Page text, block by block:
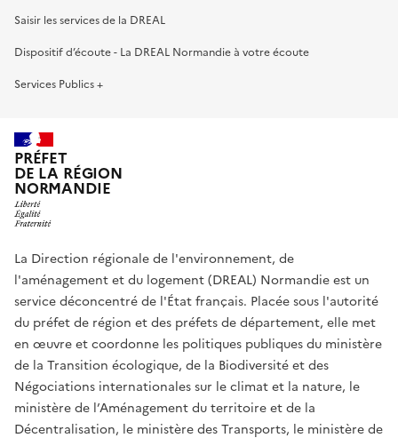
Saisir les services de la DREAL
Dispositif d’écoute - La DREAL Normandie à votre écoute
Services Publics +
PRÉFET
DE LA RÉGION
NORMANDIE
La Direction régionale de l'environnement, de
l'aménagement et du logement (DREAL) Normandie est un
service déconcentré de l'État français. Placée sous l'autorité
du préfet de région et des préfets de département, elle met
en œuvre et coordonne les politiques publiques du ministère
de la Transition écologique, de la Biodiversité et des
Négociations internationales sur le climat et la nature, le
ministère de l’Aménagement du territoire et de la
Décentralisation, le ministère des Transports, le ministère de